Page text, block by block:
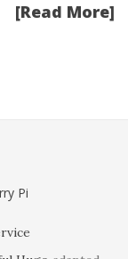
[Read More]
Pi